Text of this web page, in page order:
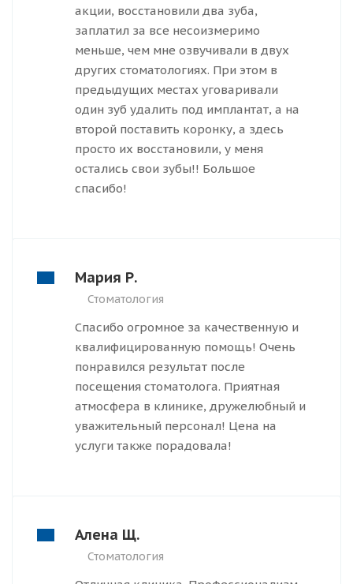
акции, восстановили два зуба,
заплатил за все несоизмеримо
меньше, чем мне озвучивали в двух
других стоматологиях. При этом в
предыдущих местах уговаривали
один зуб удалить под имплантат, а на
второй поставить коронку, а здесь
просто их восстановили, у меня
остались свои зубы!! Большое
спасибо!
Мария Р.
Стоматология
Спасибо огромное за качественную и
квалифицированную помощь! Очень
понравился результат после
посещения стоматолога. Приятная
атмосфера в клинике, дружелюбный и
уважительный персонал! Цена на
услуги также порадовала!
Алена Щ.
Стоматология